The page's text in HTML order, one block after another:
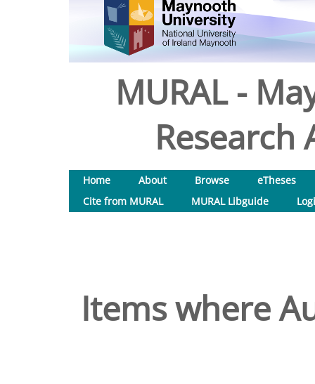
MURAL -
Research
Home About Browse
eTheses
Cite from MURAL
MURAL Libguide
Items where